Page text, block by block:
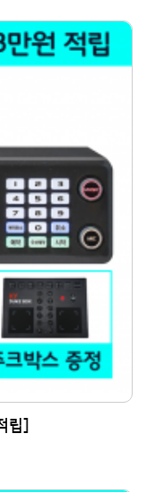
립]